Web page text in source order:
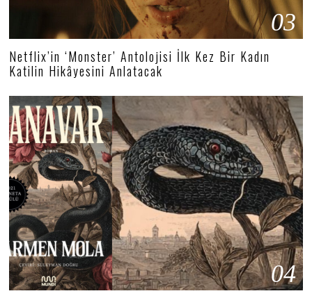
03
Netflix’in ‘Monster’ Antolojisi İlk Kez Bir Kadın
Katilin Hikâyesini Anlatacak
04